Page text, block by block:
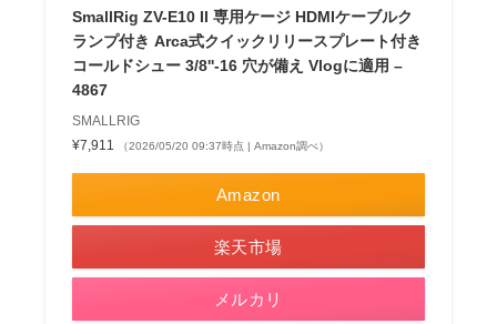
SmallRig ZV-E10 II 専用ケージ HDMIケーブルク
ランプ付き Arca式クイックリリースプレート付き
コールドシュー 3/8''-16 穴が備え Vlogに適用 –
4867
SMALLRIG
¥7,911
（2026/05/20 09:37時点 | Amazon調べ）
Amazon
楽天市場
メルカリ